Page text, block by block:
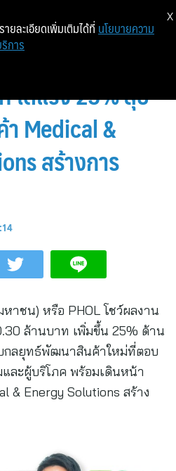
รมาส 1 กำไร
โตแรง 25% ลุย
Medical &
สร้างการ
ชน) หรือ PHOL โชว์ผลงาน
ล้านบาท เพิ่มขึ้น 25% ด้าน
กลยุทธ์พัฒนาสินค้าใหม่ที่ตอบ
ละผู้บริโภค พร้อมเดินหน้า
& Energy Solutions สร้าง
ยละเอียดเพิ่มเติมได้ที่ นโยบายความ
การ
X